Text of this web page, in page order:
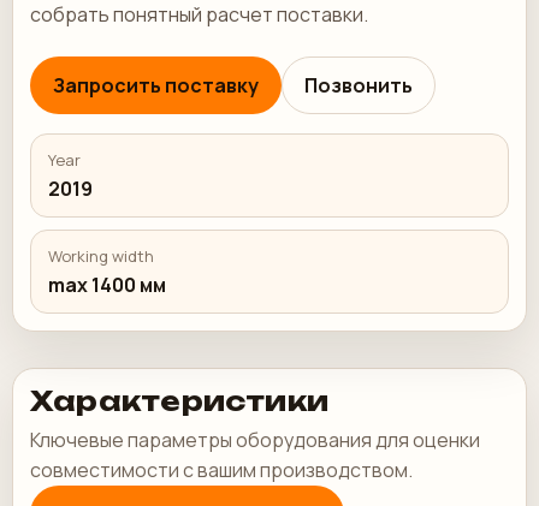
собрать понятный расчет поставки.
Запросить поставку Позвонить
Year
2019
Working width
max 1400 мм
Характеристики
Ключевые параметры оборудования для оценки
совместимости с вашим производством.